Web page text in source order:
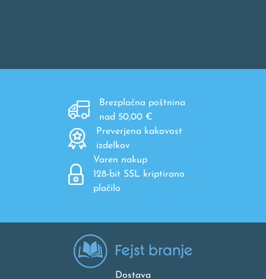
Brezplačna poštnina
nad 50,00 €
Preverjena kakovost
izdelkov
Varen nakup
128-bit SSL kriptirano
plačilo
Dostava